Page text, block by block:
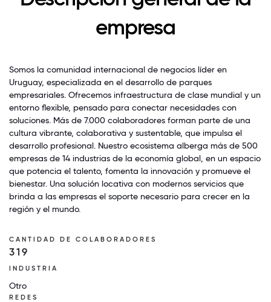
empresa
Somos la comunidad internacional de negocios líder en
Uruguay, especializada en el desarrollo de parques
empresariales. Ofrecemos infraestructura de clase mundial y un
entorno flexible, pensado para conectar necesidades con
soluciones. Más de 7.000 colaboradores forman parte de una
cultura vibrante, colaborativa y sustentable, que impulsa el
desarrollo profesional. Nuestro ecosistema alberga más de 500
empresas de 14 industrias de la economía global, en un espacio
que potencia el talento, fomenta la innovación y promueve el
bienestar. Una solución locativa con modernos servicios que
brinda a las empresas el soporte necesario para crecer en la
región y el mundo.
CANTIDAD DE COLABORADORES
319
INDUSTRIA
Otro
REDES